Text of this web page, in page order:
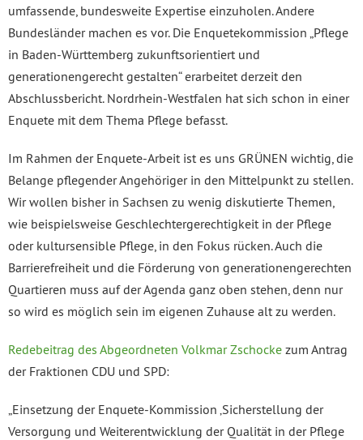
umfassende, bundesweite Expertise einzuholen. Andere
Bundesländer machen es vor. Die Enquetekommission „Pflege
in Baden-Württemberg zukunftsorientiert und
generationengerecht gestalten“ erarbeitet derzeit den
Abschlussbericht. Nordrhein-Westfalen hat sich schon in einer
Enquete mit dem Thema Pflege befasst.
Im Rahmen der Enquete-Arbeit ist es uns GRÜNEN wichtig, die
Belange pflegender Angehöriger in den Mittelpunkt zu stellen.
Wir wollen bisher in Sachsen zu wenig diskutierte Themen,
wie beispielsweise Geschlechtergerechtigkeit in der Pflege
oder kultursensible Pflege, in den Fokus rücken. Auch die
Barrierefreiheit und die Förderung von generationengerechten
Quartieren muss auf der Agenda ganz oben stehen, denn nur
so wird es möglich sein im eigenen Zuhause alt zu werden.
Redebeitrag des Abgeordneten Volkmar Zschocke zum Antrag
der Fraktionen CDU und SPD:
„Einsetzung der Enquete-Kommission ‚Sicherstellung der
Versorgung und Weiterentwicklung der Qualität in der Pflege